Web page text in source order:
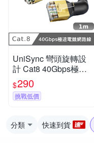
UniSync 彎頭旋轉設
計 Cat8 40Gbps極速
電競網路線 黑 1M
$290
挑戰低價
分類 快速到貨